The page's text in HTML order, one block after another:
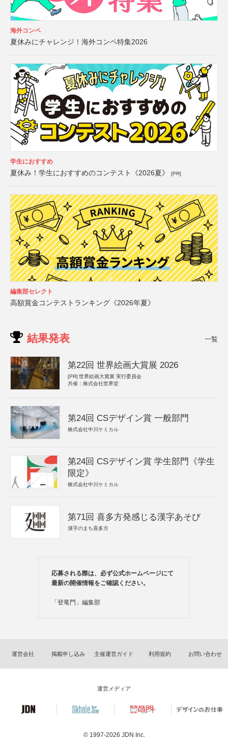
海外コンペ
夏休みにチャレンジ！海外コンペ特集2026
学生におすすめ
夏休み！学生におすすめのコンテスト《2026夏》 [PR]
編集部セレクト
高額賞金コンテストランキング《2026年夏》
結果発表 一覧
第22回 世界絵画大賞展 2026
[PR] 世界絵画大賞展 実行委員会
共催：株式会社世界堂
第24回 CSデザイン賞 一般部門
株式会社中川ケミカル
第24回 CSデザイン賞 学生部門《学生
限定》
株式会社中川ケミカル
第71回 喜多方発感じる漢字あそび
漢字のまち喜多方
応募される際は、必ず公式ホームページにて
最新の開催情報をご確認ください。
「登竜門」編集部
運営会社 掲載申し込み 主催運営ガイド 利用規約 お問い合わせ
運営メディア
© 1997-2026 JDN Inc.